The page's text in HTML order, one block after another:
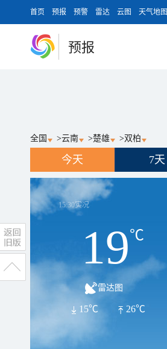
首页 预报 预警 雷达 云图 天气地图
预报
全国 >云南 >楚雄 >双柏
今天 7天
15:30实况
19℃
雷达图
26℃
15℃